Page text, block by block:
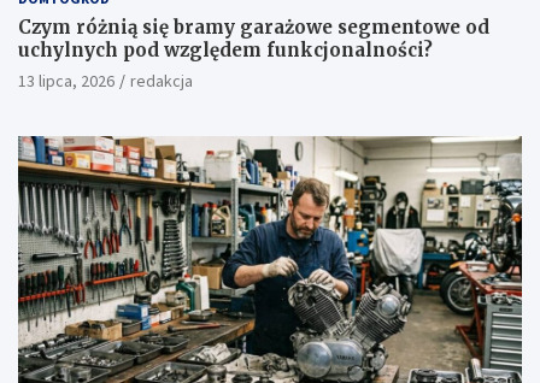
Czym różnią się bramy garażowe segmentowe od
uchylnych pod względem funkcjonalności?
13 lipca, 2026 redakcja